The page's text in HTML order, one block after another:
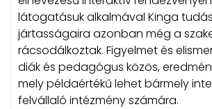
látogatásuk alkalmával Kinga
jártasságaira azonban még a
rácsodálkoztak. Figyelmet és
diák és pedagógus közös,
mely példaértékű lehet bármely
felvállaló intézmény számára.